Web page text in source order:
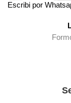
Escribi por